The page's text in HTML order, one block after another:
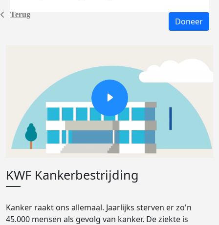
Terug
Doneer
KWF Kankerbestrijding
Kanker raakt ons allemaal. Jaarlijks sterven er zo'n
45.000 mensen als gevolg van kanker. De ziekte is